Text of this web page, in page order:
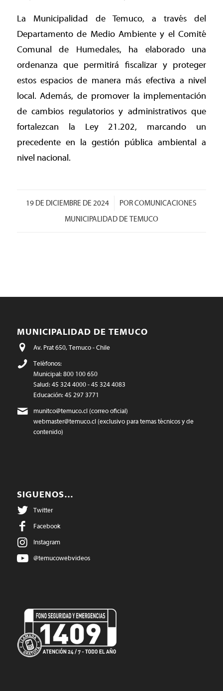
La Municipalidad de Temuco, a través del
Departamento de Medio Ambiente y el Comité
Comunal de Humedales, ha elaborado una
ordenanza que permitirá fiscalizar y proteger
estos espacios de manera más efectiva a nivel
local. Además, de promover la implementación
de cambios regulatorios y administrativos que
fortalezcan la Ley 21.202, marcando un
precedente en la gestión pública ambiental a
nivel nacional.
19 DE DICIEMBRE DE 2024
/ PORCOMUNICACIONES
MUNICIPALIDAD DE TEMUCO
MUNICIPALIDAD DE TEMUCO
Av. Prat 650, Temuco - Chile
Teléfonos:
Municipal: 800 100 650
Salud: 45 324 4000 - 45 324 4083
Educación: 45 297 3771
munitco@temuco.cl(correo oficial)
webmaster@temuco.cl(exclusivo para temas técnicos y de
contenido)
SIGUENOS…
Twitter
Facebook
Instagram
@temucowebvideos